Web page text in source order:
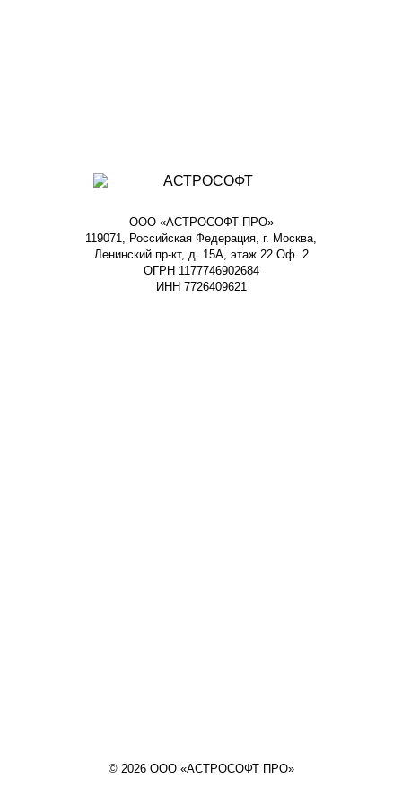
ООО «АСТРОСОФТ ПРО»
119071, Российская Федерация, г. Москва,
Ленинский пр-кт, д. 15А, этаж 22 Оф. 2
ОГРН 1177746902684
ИНН 7726409621
© 2026 ООО «АСТРОСОФТ ПРО»